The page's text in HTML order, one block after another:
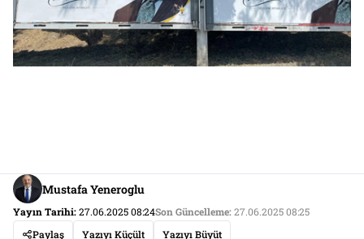
Mustafa Yeneroglu
Yayın Tarihi:27.06.2025 08:24Son Güncelleme:27.06.2025 08:25
Paylaş
Yazıyı Küçült Yazıyı Büyüt